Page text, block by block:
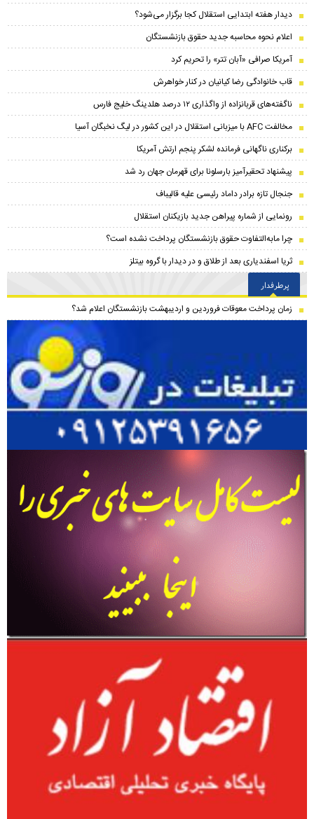
دیدار هفته ابتدایی استقلال کجا برگزار می‌شود؟
اعلام نحوه محاسبه جدید حقوق بازنشستگان
آمریکا صرافی «آبان تتر» را تحریم کرد
قاب خانوادگی رضا کیانیان در کنار خواهرش
ناگفته‌های قربانزاده از واگذاری ۱۲ درصد هلدینگ خلیج فارس
مخالفت AFC با میزبانی استقلال در این کشور در لیگ نخبگان آسیا
برکناری ناگهانی فرمانده لشکر پنجم ارتش آمریکا
پیشنهاد تحقیرآمیز بارسلونا برای قهرمان جهان رد شد
جنجال تازه برادر داماد رئیسی علیه قالیباف
رونمایی از شماره پیراهن جدید بازیکنان استقلال
چرا مابه‌التفاوت حقوق بازنشستگان پرداخت نشده است؟
ثریا اسفندیاری بعد از طلاق و در دیدار با گروه بیتلز
پرطرفدار
زمان پرداخت معوقات فروردین و اردیبهشت بازنشستگان اعلام شد؟